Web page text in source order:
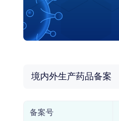
境内外生产药品备案
备案号